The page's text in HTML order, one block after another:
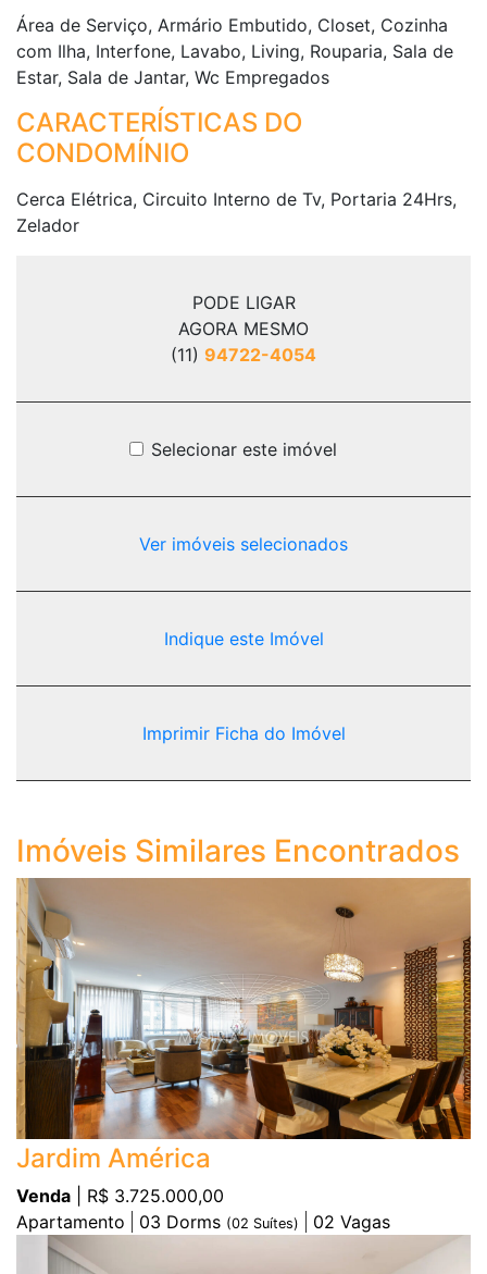
PODE LIGAR
AGORA MESMO
(11) 94722-4054
Selecionar este imóvel
Ver imóveis selecionados
Indique este Imóvel
Imprimir Ficha do Imóvel
Área de Serviço, Armário Embutido, Closet, Cozinha
com Ilha, Interfone, Lavabo, Living, Rouparia, Sala de
Estar, Sala de Jantar, Wc Empregados
CARACTERÍSTICAS DO
CONDOMÍNIO
Cerca Elétrica, Circuito Interno de Tv, Portaria 24Hrs,
Zelador
Imóveis Similares Encontrados
Jardim América
Venda | R$ 3.725.000,00
Apartamento
03 Dorms (02 Suítes) 02 Vagas